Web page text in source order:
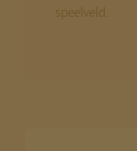
speelveld.